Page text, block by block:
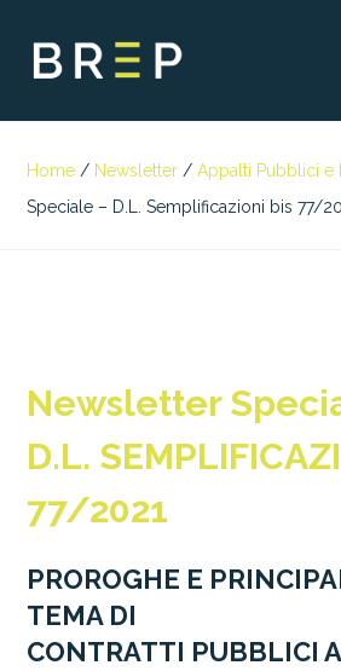
Home / Newsletter / Appalti Pubblici e
Speciale – D.L. Semplificazioni bis 77/
Newsletter
D.L.
77/2021
PROROGHE E
TEMA DI
CONTRATTI PUBBLICI